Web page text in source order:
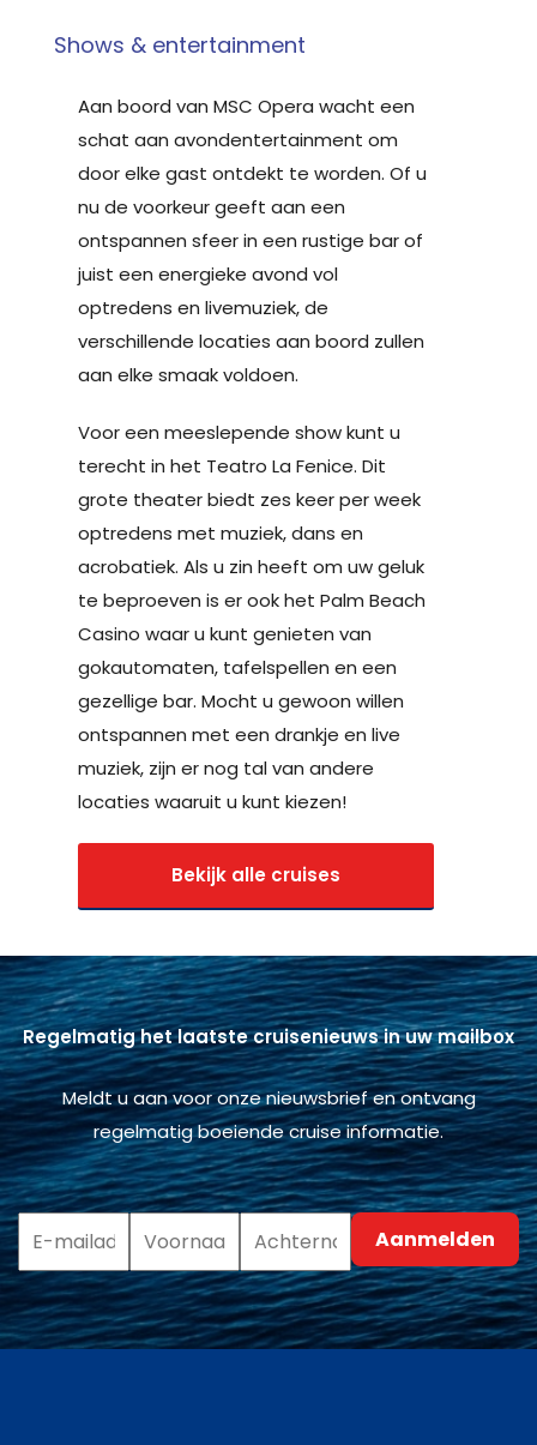
Shows & entertainment
Aan boord van MSC Opera wacht een
schat aan avondentertainment om
door elke gast ontdekt te worden. Of u
nu de voorkeur geeft aan een
ontspannen sfeer in een rustige bar of
juist een energieke avond vol
optredens en livemuziek, de
verschillende locaties aan boord zullen
aan elke smaak voldoen.
Voor een meeslepende show kunt u
terecht in het Teatro La Fenice. Dit
grote theater biedt zes keer per week
optredens met muziek, dans en
acrobatiek. Als u zin heeft om uw geluk
te beproeven is er ook het Palm Beach
Casino waar u kunt genieten van
gokautomaten, tafelspellen en een
gezellige bar. Mocht u gewoon willen
ontspannen met een drankje en live
muziek, zijn er nog tal van andere
locaties waaruit u kunt kiezen!
Bekijk alle cruises
Regelmatig het laatste cruisenieuws in uw mailbox
Meldt u aan voor onze nieuwsbrief en ontvang
regelmatig boeiende cruise informatie.